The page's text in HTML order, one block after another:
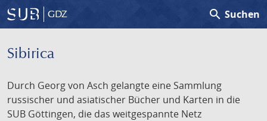
GDZ search Suchen
Sibirica
Durch Georg von Asch gelangte eine Sammlung
russischer und asiatischer Bücher und Karten in die
SUB Göttingen, die das weitgespannte Netz